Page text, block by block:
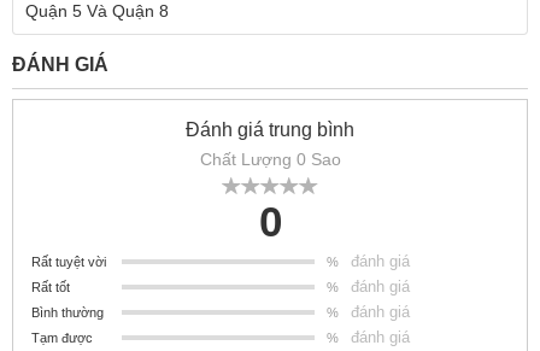
Quận 5 Và Quận 8
ĐÁNH GIÁ
Đánh giá trung bình
Chất Lượng 0 Sao
0
Rất tuyệt vời % đánh giá
Rất tốt % đánh giá
Bình thường % đánh giá
Tạm được % đánh giá